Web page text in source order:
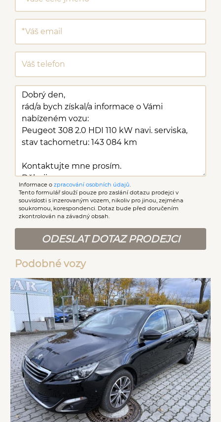
Informace o zpracování osobních údajů
Tento formulář slouží pouze pro zaslání dotazu prodejci v
souvislosti s inzerovaným vozem, nikoliv pro jinou, zejména
soukromou, korespondenci. Dotaz bude před doručením
zkontrolován na závadný obsah.
ODESLAT DOTAZ PRODEJCI
Podobné vozy